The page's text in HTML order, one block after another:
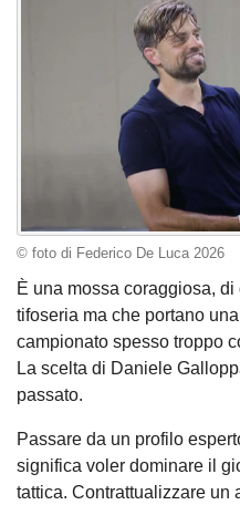
© foto di Federico De Luca 2026
È una mossa coraggiosa,
tifoseria ma che portano
campionato spesso troppo
La scelta di Daniele
passato.
Passare da un profilo
significa voler dominare il
tattica. Contrattualizzare un